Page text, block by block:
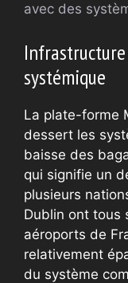
avec des
systémique
La plate-forme
dessert les
baisse des
qui signifie un
plusieurs
Dublin ont tous
aéroports de
relativement
du système